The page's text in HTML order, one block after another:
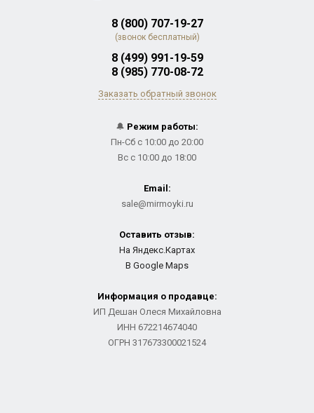
8 (800) 707-19-27
(звонок бесплатный)
8 (499) 991-19-59
8 (985) 770-08-72
Заказать обратный звонок
🔔 Режим работы:
Пн-Сб с 10:00 до 20:00
Вс с 10:00 до 18:00
Email:
sale@mirmoyki.ru
Оставить отзыв:
На Яндекс.Картах
В Google Maps
Информация о продавце:
ИП Дешан Олеся Михайловна
ИНН 672214674040
ОГРН 317673300021524